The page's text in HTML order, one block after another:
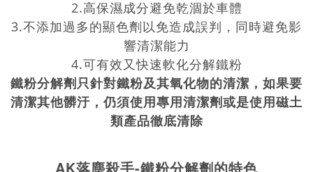
2.高保濕成分避免乾涸於車體
3.不添加過多的顯色劑以免造成誤判，同時避免影
響清潔能力
4.可有效又快速軟化分解鐵粉
鐵粉分解劑只針對鐵粉及其氧化物的清潔，如果要
清潔其他髒汙，仍須使用專用清潔劑或是使用磁土
類產品徹底清除
AK落塵殺手-鐵粉分解劑的特色